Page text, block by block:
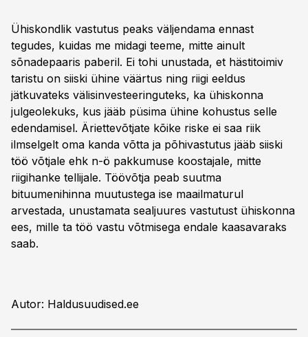
Ühiskondlik vastutus peaks väljendama ennast
tegudes, kuidas me midagi teeme, mitte ainult
sõnadepaaris paberil. Ei tohi unustada, et hästitoimiv
taristu on siiski ühine väärtus ning riigi eeldus
jätkuvateks välisinvesteeringuteks, ka ühiskonna
julgeolekuks, kus jääb püsima ühine kohustus selle
edendamisel. Äriettevõtjate kõike riske ei saa riik
ilmselgelt oma kanda võtta ja põhivastutus jääb siiski
töö võtjale ehk n-ö pakkumuse koostajale, mitte
riigihanke tellijale. Töövõtja peab suutma
bituumenihinna muutustega ise maailmaturul
arvestada, unustamata sealjuures vastutust ühiskonna
ees, mille ta töö vastu võtmisega endale kaasavaraks
saab.
Autor: Haldusuudised.ee